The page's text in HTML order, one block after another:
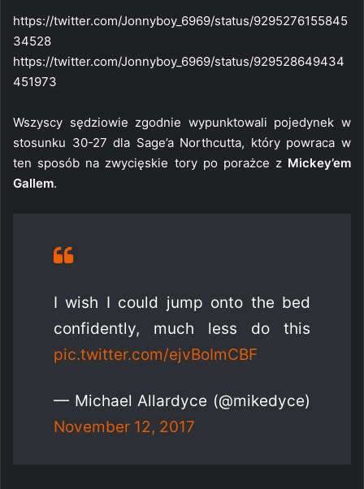
https://twitter.com/Jonnyboy_6969/status/9295276155845
34528
https://twitter.com/Jonnyboy_6969/status/929528649434
451973
Wszyscy sędziowie zgodnie wypunktowali pojedynek w
stosunku 30-27 dla Sage’a Northcutta, który powraca w
ten sposób na zwycięskie tory po porażce z Mickey’em
Gallem.
I wish I could jump onto the bed
confidently, much less do this
pic.twitter.com/ejvBoImCBF
— Michael Allardyce (@mikedyce)
November 12, 2017